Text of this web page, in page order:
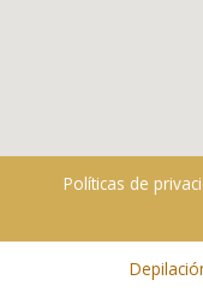
Políticas de